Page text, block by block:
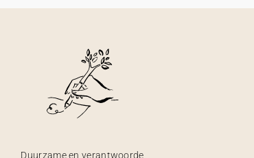
Duurzame en verantwoorde